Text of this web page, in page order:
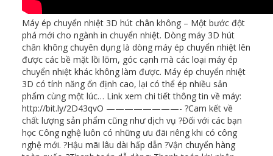
Máy ép chuyển nhiệt 3D hút chân không – Một bước đột
phá mới cho ngành in chuyển nhiệt. Dòng máy 3D hút
chân không chuyên dụng là dòng máy ép chuyển nhiệt lên
được các bề mặt lồi lõm, góc cạnh mà các loại máy ép
chuyển nhiệt khác không làm được. Máy ép chuyển nhiệt
3D có tính năng ổn định cao, lại có thể ép nhiều sản
phẩm cùng một lúc… Link xem chi tiết thông tin về máy:
http://bit.ly/2D43qvO ————————- ?Cam kết về
chất lượng sản phẩm cũng như dịch vụ ?Đối với các bạn
học Công nghệ luôn có những ưu đãi riêng khi có công
nghệ mới. ?Hậu mãi lâu dài hấp dẫn ?Vận chuyển hàng